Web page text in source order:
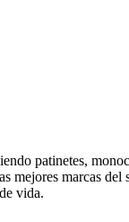
patinetes,
mejores marcas
vida.